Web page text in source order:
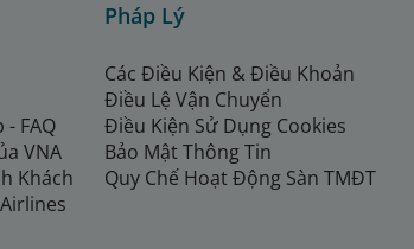
FAQ
VNA
Khách
Pháp Lý
Các Điều Kiện & Điều Khoản
Điều Lệ Vận Chuyển
Điều Kiện Sử Dụng Cookies
Bảo Mật Thông Tin
Quy Chế Hoạt Động Sàn TMĐT